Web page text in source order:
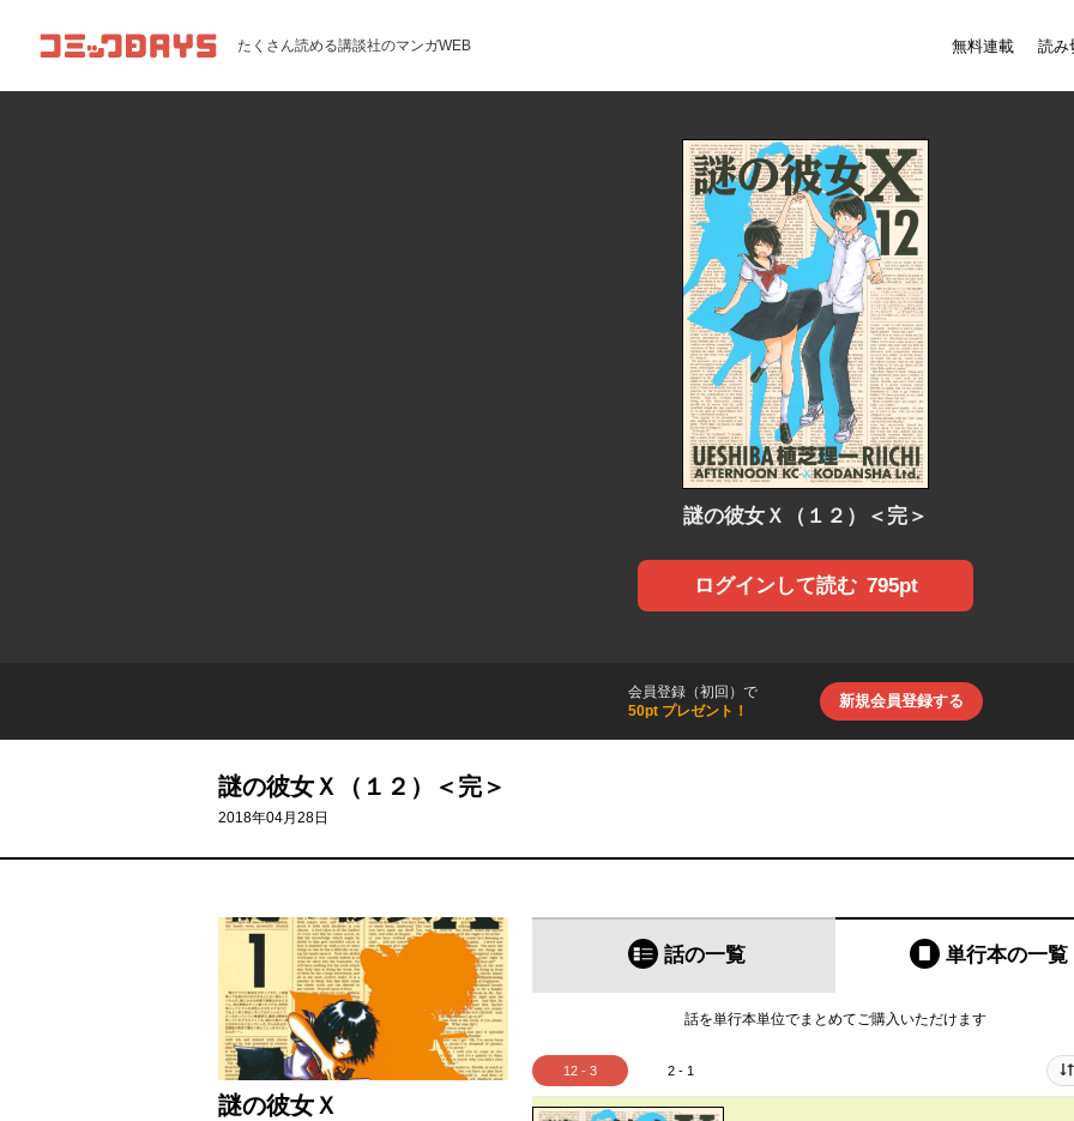
コミックDAYS たくさん読める講談社のマンガWEB 無料連載 読み
謎の彼女Ｘ（１２）＜完＞
ログインして読む 795pt
会員登録（初回）で
50pt プレゼント！
新規会員登録する
謎の彼女Ｘ（１２）＜完＞
2018年04月28日
謎の彼女Ｘ
話の一覧 単行本の一覧
話を単行本単位でまとめてご購入いただけます
12 - 3 2 - 1